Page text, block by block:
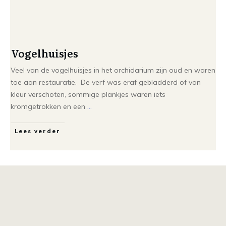
Vogelhuisjes
Veel van de vogelhuisjes in het orchidarium zijn oud en waren
toe aan restauratie. De verf was eraf gebladderd of van
kleur verschoten, sommige plankjes waren iets
kromgetrokken en een ...
Lees verder